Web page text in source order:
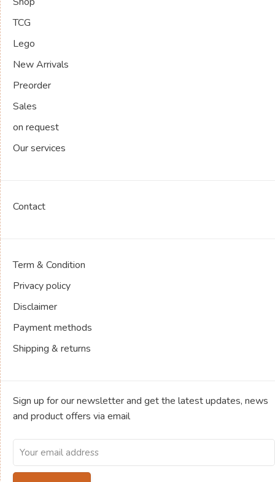
TCG
Lego
New Arrivals
Preorder
Sales
on request
Our services
Contact
Term & Condition
Privacy policy
Disclaimer
Payment methods
Shipping & returns
Sign up for our newsletter and get the latest updates, news
and product offers via email